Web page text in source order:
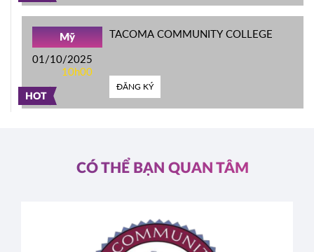
HOT
Mỹ
01/10/2025
10h00
TACOMA COMMUNITY COLLEGE
ĐĂNG KÝ
CÓ THỂ BẠN QUAN TÂM